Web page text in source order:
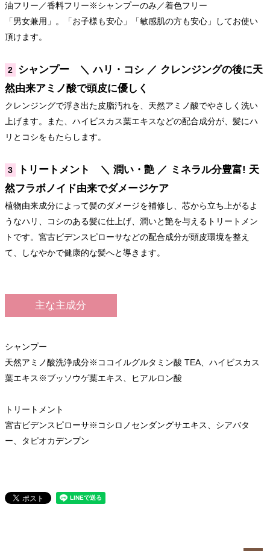
油フリー／香料フリー※シャンプーのみ／着色フリー
「男女兼用」。「お子様も安心」「敏感肌の方も安心」してお使い
頂けます。
2
シャンプー ＼ ハリ・コシ ／ クレンジングの後に天
然由来アミノ酸で頭皮に優しく
クレンジングで浮き出た皮脂汚れを、天然アミノ酸でやさしく洗い
上げます。また、ハイビスカス葉エキスなどの配合成分が、髪にハ
リとコシをもたらします。
3
トリートメント ＼ 潤い・艶 ／ ミネラル分豊富! 天
然フラボノイド由来でダメージケア
植物由来成分によって髪のダメージを補修し、芯から立ち上がるよ
うなハリ、コシのある髪に仕上げ、潤いと艶を与えるトリートメン
トです。宮古ビデンスピローサなどの配合成分が頭皮環境を整え
て、しなやかで健康的な髪へと導きます。
主な主成分
シャンプー
天然アミノ酸洗浄成分※ココイルグルタミン酸 TEA、ハイビスカス
葉エキス※ブッソウゲ葉エキス、ヒアルロン酸
トリートメント
宮古ビデンスピローサ※コシロノセンダングサエキス、シアバタ
ー、タピオカデンプン